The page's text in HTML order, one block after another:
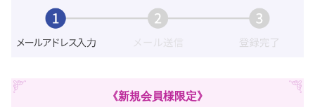
《新規会員様限定》